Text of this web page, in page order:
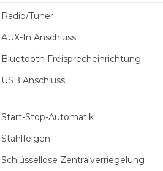
Radio/Tuner
AUX-In Anschluss
Bluetooth Freisprecheinrichtung
USB Anschluss
Start-Stop-Automatik
Stahlfelgen
Schlüssellose Zentralverriegelung